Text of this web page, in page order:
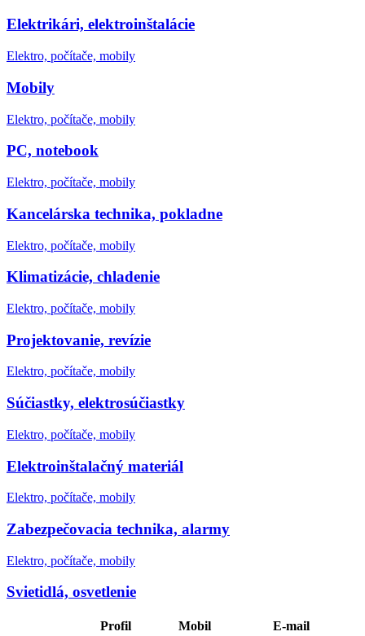
Elektrikári, elektroinštalácie
Elektro, počítače, mobily
Mobily
Elektro, počítače, mobily
PC, notebook
Elektro, počítače, mobily
Kancelárska technika, pokladne
Elektro, počítače, mobily
Klimatizácie, chladenie
Elektro, počítače, mobily
Projektovanie, revízie
Elektro, počítače, mobily
Súčiastky, elektrosúčiastky
Elektro, počítače, mobily
Elektroinštalačný materiál
Elektro, počítače, mobily
Zabezpečovacia technika, alarmy
Elektro, počítače, mobily
Svietidlá, osvetlenie
Profil Mobil
E-mail